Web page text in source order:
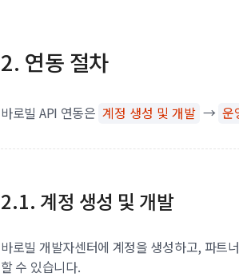
연동 절차
바로빌 API 연동은 계정 생성 및 개발 → 운
계정 생성 및 개발
바로빌 개발자센터에 계정을 생성하고, 파트
할 수 있습니다.